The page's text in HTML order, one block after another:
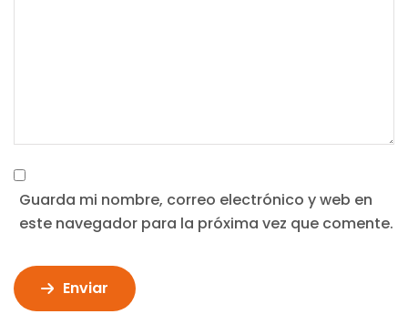
Guarda mi nombre, correo electrónico y web en
este navegador para la próxima vez que comente.
Enviar